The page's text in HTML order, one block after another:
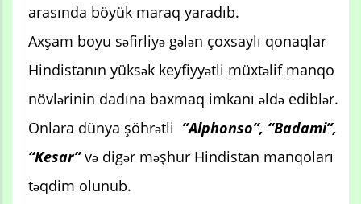
arasında böyük maraq yaradıb.
Axşam boyu səfirliyə gələn çoxsaylı qonaqlar
Hindistanın yüksək keyfiyyətli müxtəlif manqo
növlərinin dadına baxmaq imkanı əldə ediblər.
Onlara dünya şöhrətli ”Alphonso”, “Badami”,
“Kesar”və digər məşhur Hindistan manqoları
təqdim olunub.